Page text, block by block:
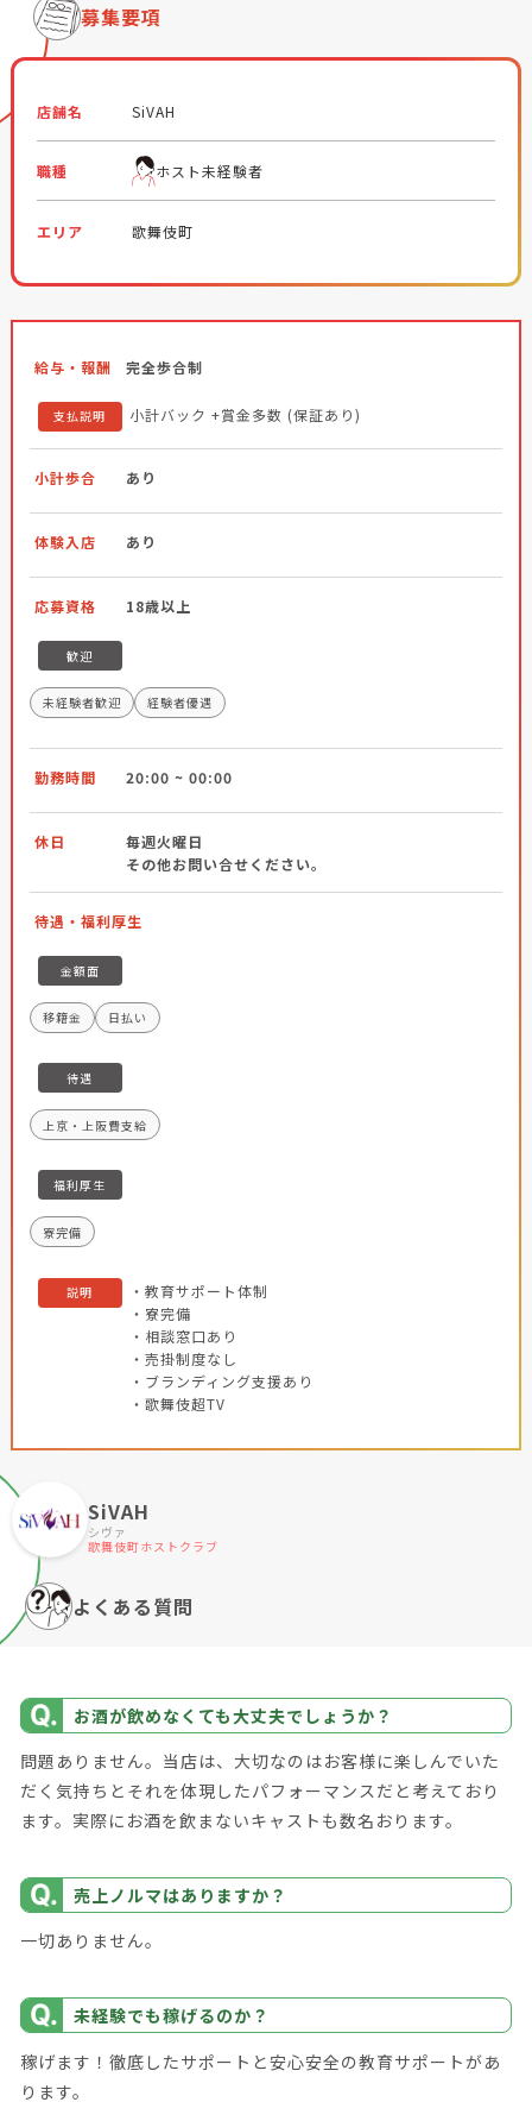
募集要項
店舗名 SiVAH
職種 ホスト未経験者
エリア 歌舞伎町
給与・報酬 完全歩合制
支払説明 小計バック +賞金多数 (保証あり)
小計歩合 あり
体験入店 あり
応募資格 18歳以上
歓迎
未経験者歓迎 経験者優遇
勤務時間 20:00 ~ 00:00
休日
毎週火曜日
その他お問い合せください。
待遇・福利厚生
金額面
移籍金 日払い
待遇
上京・上阪費支給
福利厚生
寮完備
説明
・教育サポート体制
・寮完備
・相談窓口あり
・売掛制度なし
・ブランディング支援あり
・歌舞伎超TV
SiVAH
シヴァ
歌舞伎町ホストクラブ
よくある質問
お酒が飲めなくても大丈夫でしょうか？
問題ありません。当店は、大切なのはお客様に楽しんでいた
だく気持ちとそれを体現したパフォーマンスだと考えており
ます。実際にお酒を飲まないキャストも数名おります。
売上ノルマはありますか？
一切ありません。
未経験でも稼げるのか？
稼げます！徹底したサポートと安心安全の教育サポートがあ
ります。